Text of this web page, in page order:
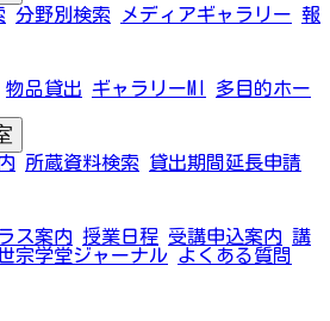
分野別検索 メディアギャラリー 報
物品貸出 ギャラリーMI
多目的ホー
所蔵資料検索
貸出期間延長申請
ス案内 授業日程 受講申込案内 講
宗学堂ジャーナル よくある質問